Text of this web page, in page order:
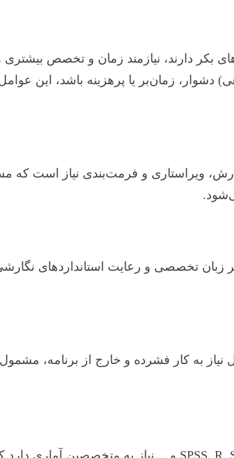
بکر دارند، نیازمند زمان و تخصص بیشتری
دشوار، زمان‌بر یا پرهزینه باشد، این
ویراستاری و فرمت‌بندی نیاز است که
زبان تخصصی و رعایت استانداردهای